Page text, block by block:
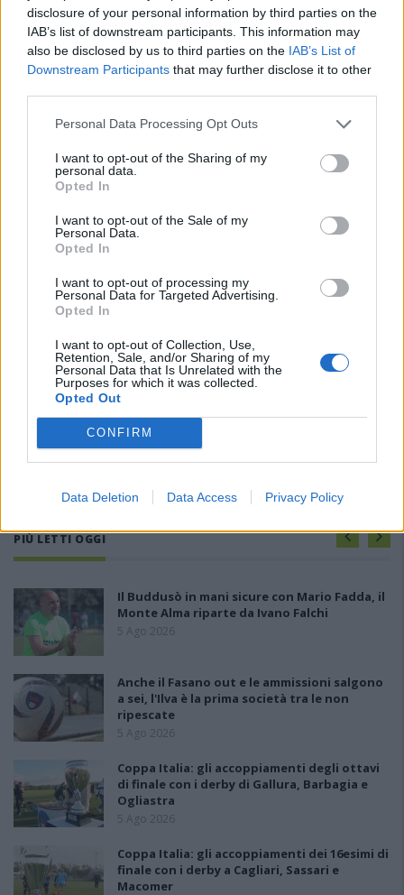
disclosure of your personal information by third parties on the
IAB’s list of downstream participants. This information may
also be disclosed by us to third parties on the IAB’s List of
Downstream Participants that may further disclose it to other
Personal Data Processing Opt Outs
I want to opt-out of the Sharing of my
personal data.
Opted In
I want to opt-out of the Sale of my
Personal Data.
Opted In
I want to opt-out of processing my
Personal Data for Targeted Advertising.
Opted In
I want to opt-out of Collection, Use,
Retention, Sale, and/or Sharing of my
Personal Data that Is Unrelated with the
Purposes for which it was collected.
Opted Out
CONFIRM
Data Deletion Data Access Privacy Policy
PIÙ LETTI OGGI
Il Buddusò in mani sicure con Mario Fadda, il
Monte Alma riparte da Ivano Falchi
5 Ago 2026
Anche il Fasano out e le ammissioni salgono
a sei, l'Ilva è la prima società tra le non
ripescate
5 Ago 2026
Coppa Italia: gli accoppiamenti degli ottavi
di finale con i derby di Gallura, Barbagia e
Ogliastra
5 Ago 2026
Coppa Italia: gli accoppiamenti dei 16esimi di
finale con i derby a Cagliari, Sassari e
Macomer